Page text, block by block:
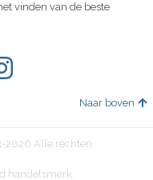
vinden van de beste
Naar boven
2026 Alle rechten
handelsmerk.